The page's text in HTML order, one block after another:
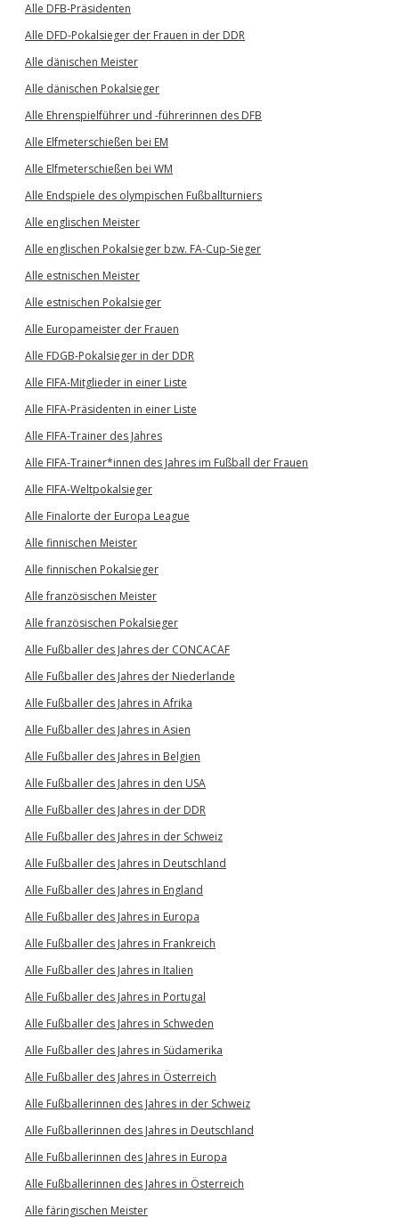
Alle DFB-Präsidenten
Alle DFD-Pokalsieger der Frauen in der DDR
Alle dänischen Meister
Alle dänischen Pokalsieger
Alle Ehrenspielführer und -führerinnen des DFB
Alle Elfmeterschießen bei EM
Alle Elfmeterschießen bei WM
Alle Endspiele des olympischen Fußballturniers
Alle englischen Meister
Alle englischen Pokalsieger bzw. FA-Cup-Sieger
Alle estnischen Meister
Alle estnischen Pokalsieger
Alle Europameister der Frauen
Alle FDGB-Pokalsieger in der DDR
Alle FIFA-Mitglieder in einer Liste
Alle FIFA-Präsidenten in einer Liste
Alle FIFA-Trainer des Jahres
Alle FIFA-Trainer*innen des Jahres im Fußball der Frauen
Alle FIFA-Weltpokalsieger
Alle Finalorte der Europa League
Alle finnischen Meister
Alle finnischen Pokalsieger
Alle französischen Meister
Alle französischen Pokalsieger
Alle Fußballer des Jahres der CONCACAF
Alle Fußballer des Jahres der Niederlande
Alle Fußballer des Jahres in Afrika
Alle Fußballer des Jahres in Asien
Alle Fußballer des Jahres in Belgien
Alle Fußballer des Jahres in den USA
Alle Fußballer des Jahres in der DDR
Alle Fußballer des Jahres in der Schweiz
Alle Fußballer des Jahres in Deutschland
Alle Fußballer des Jahres in England
Alle Fußballer des Jahres in Europa
Alle Fußballer des Jahres in Frankreich
Alle Fußballer des Jahres in Italien
Alle Fußballer des Jahres in Portugal
Alle Fußballer des Jahres in Schweden
Alle Fußballer des Jahres in Südamerika
Alle Fußballer des Jahres in Österreich
Alle Fußballerinnen des Jahres in der Schweiz
Alle Fußballerinnen des Jahres in Deutschland
Alle Fußballerinnen des Jahres in Europa
Alle Fußballerinnen des Jahres in Österreich
Alle färingischen Meister